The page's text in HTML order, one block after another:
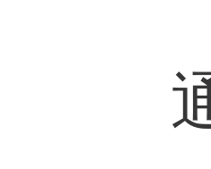
通